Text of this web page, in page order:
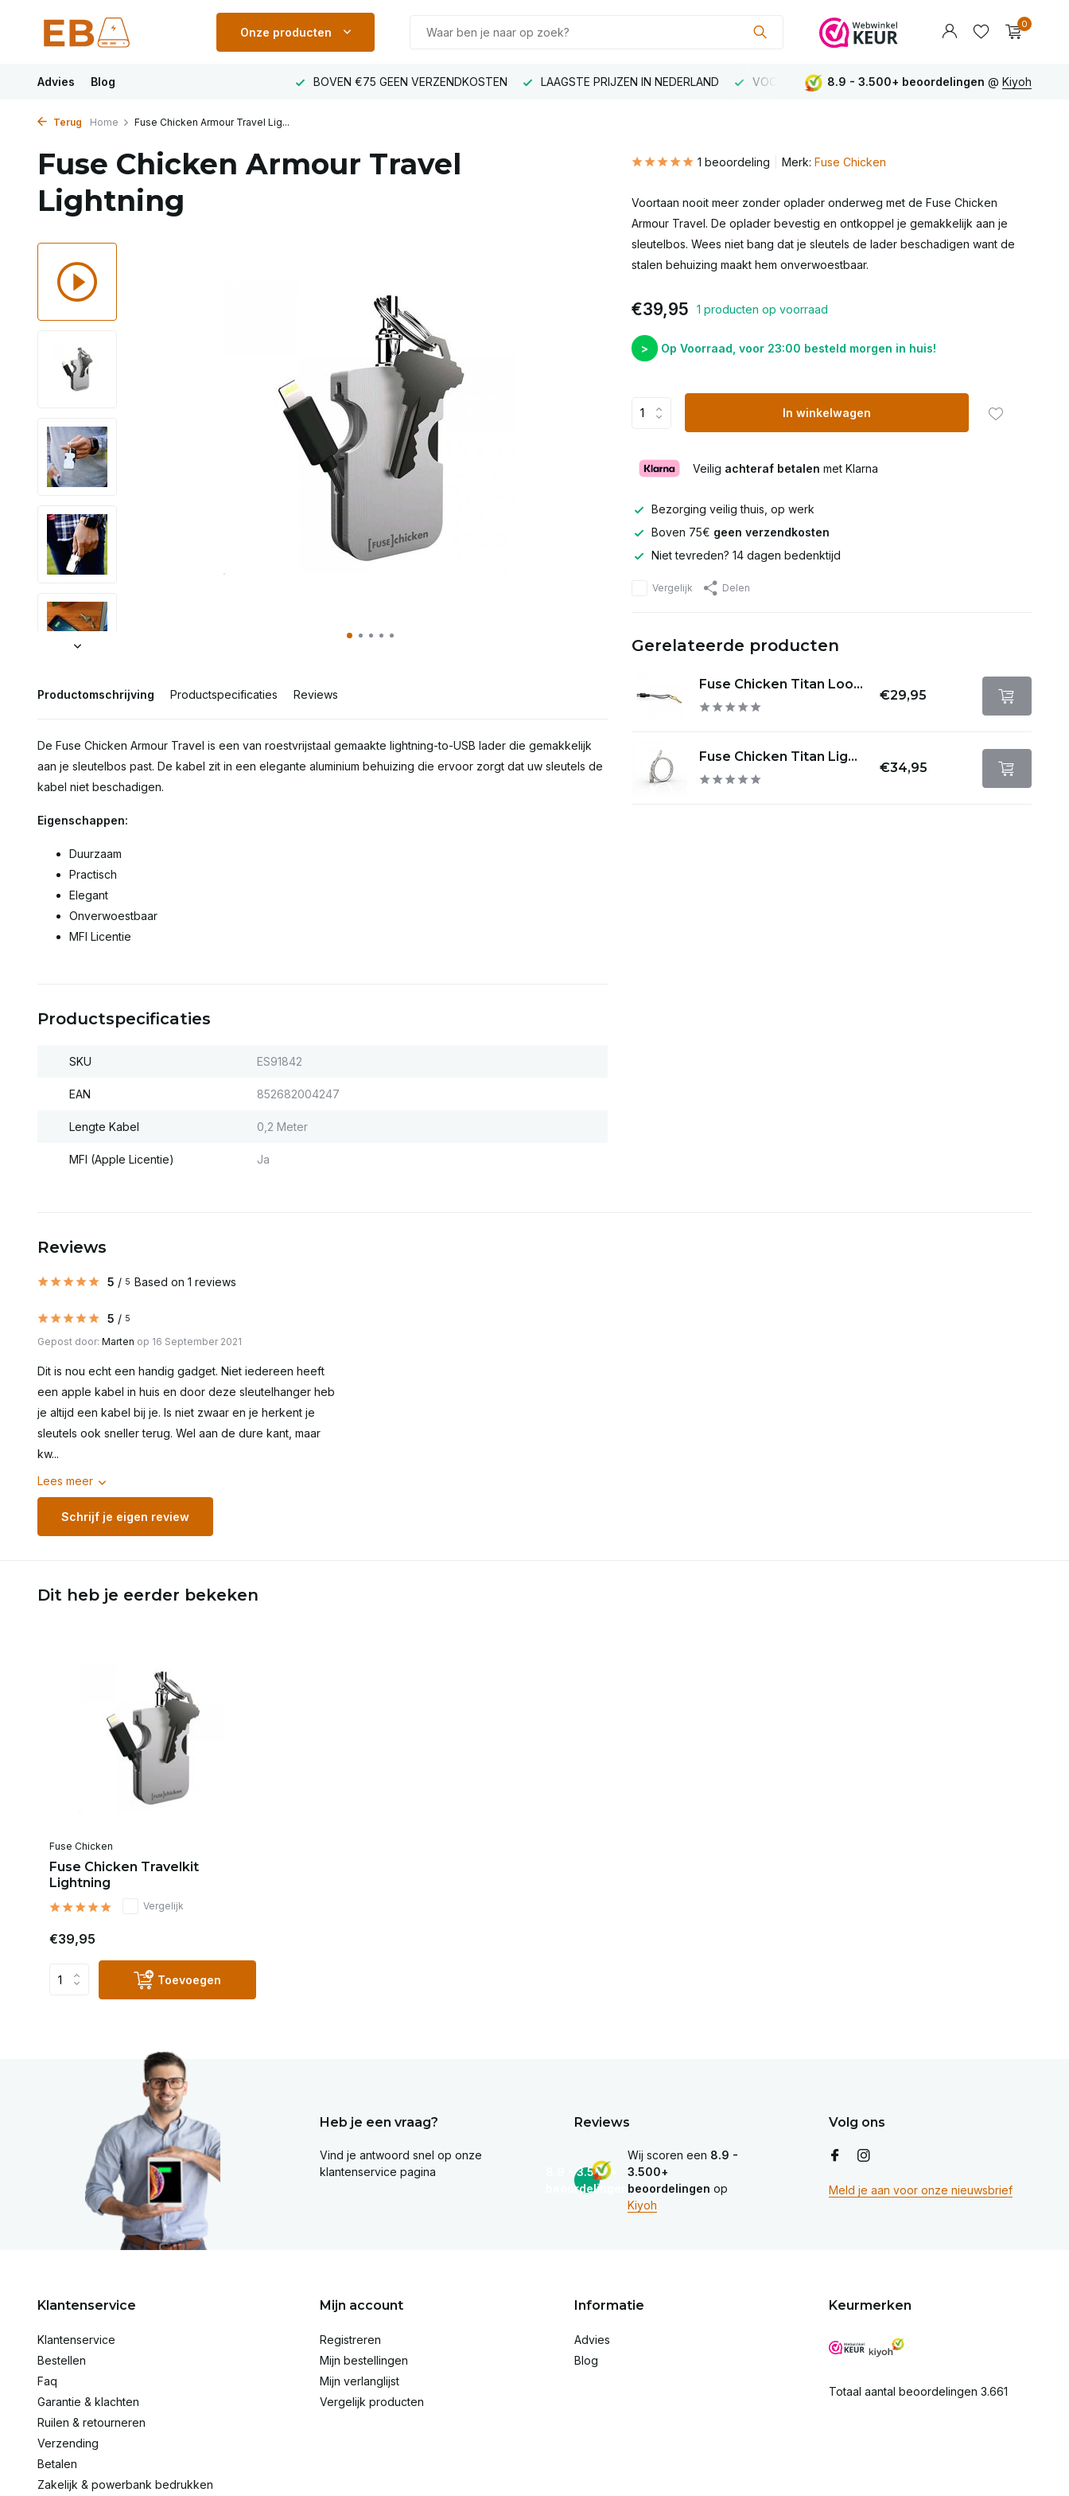
Onze producten
Gebruik de pijltjes op en neer om een beschikbaar
0
Advies Blog
VOOR 23:00 uur besteld MORGEN IN HUIS BOVEN €75 GEEN VERZENDKOSTEN LAAGSTE PRIJZEN IN NEDERLAND VOOR 23:00 uur besteld MORGEN IN HUIS BOVEN €75
8.9 - 3.500+ beoordelingen @ Kiyoh
Terug Home Fuse Chicken Armour Travel Lig...
Fuse Chicken Armour Travel
Lightning
Productomschrijving Productspecificaties Reviews
De Fuse Chicken Armour Travel is een van roestvrijstaal gemaakte lightning-to-USB lader die gemakkelijk
aan je sleutelbos past. De kabel zit in een elegante aluminium behuizing die ervoor zorgt dat uw sleutels de
kabel niet beschadigen.
Eigenschappen:
Duurzaam
Practisch
Elegant
Onverwoestbaar
MFI Licentie
Productspecificaties
SKU ES91842
EAN 852682004247
Lengte Kabel 0,2 Meter
MFI (Apple Licentie) Ja
1 beoordeling Merk: Fuse Chicken
Voortaan nooit meer zonder oplader onderweg met de Fuse Chicken
Armour Travel. De oplader bevestig en ontkoppel je gemakkelijk aan je
sleutelbos. Wees niet bang dat je sleutels de lader beschadigen want de
stalen behuizing maakt hem onverwoestbaar.
€39,95 1 producten op voorraad
> Op Voorraad, voor 23:00 besteld morgen in huis!
In winkelwagen
Veilig achteraf betalen met Klarna
Bezorging veilig thuis, op werk
Boven 75€ geen verzendkosten
Niet tevreden? 14 dagen bedenktijd
Vergelijk Delen
Gerelateerde producten
Fuse Chicken Titan Loo...
€29,95
Fuse Chicken Titan Lig...
€34,95
Reviews
5 / 5 Based on 1 reviews
5 / 5
Gepost door: Marten op 16 September 2021
Dit is nou echt een handig gadget. Niet iedereen heeft
een apple kabel in huis en door deze sleutelhanger heb
je altijd een kabel bij je. Is niet zwaar en je herkent je
sleutels ook sneller terug. Wel aan de dure kant, maar
kw...
Lees meer
Schrijf je eigen review
Dit heb je eerder bekeken
Fuse Chicken
Fuse Chicken Travelkit
Lightning
Vergelijk
€39,95
Toevoegen
Heb je een vraag?
Vind je antwoord snel op onze
klantenservice pagina
Reviews
8.9 - 3.500+
beoordelingen
Wij scoren een 8.9 -
3.500+
beoordelingen op
Kiyoh
Volg ons
Meld je aan voor onze nieuwsbrief
Klantenservice
Klantenservice
Bestellen
Faq
Garantie & klachten
Ruilen & retourneren
Verzending
Betalen
Zakelijk & powerbank bedrukken
Mijn account
Registreren
Mijn bestellingen
Mijn verlanglijst
Vergelijk producten
Informatie
Advies
Blog
Keurmerken
Totaal aantal beoordelingen 3.661